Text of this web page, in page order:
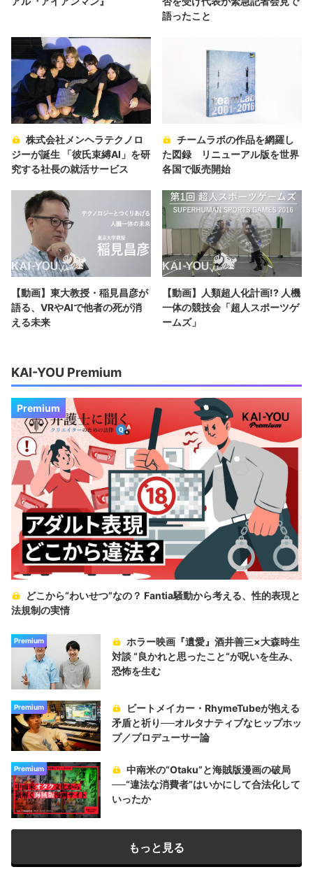
語ったこと
株式会社メンヘラテクノロ
ジーが誕生 「彼氏束縛AI」を研
究する社長の就活サービス
チームラボの作品を網羅し
た図録 リニューアル版を世界
各国で販売開始
【動画】東大教授・稲見昌彦が
語る、VRやAIで他者の死が消
える未来
【動画】人類超人化計画!? 人機
一体の競技会「超人スポーツゲ
ームズ」
KAI-YOU Premium
Premium
どこから“わいせつ”なの？ Fantia騒動から考える、性的表現と
法規制の実情
Premium
ホラー映画『遺愛』酒井善三×大森時生
対談 “良かれと思ったこと“が呪いを生み、
恐怖を生む
Premium
ビートメイカー・RhymeTubeが抱える
矛盾と祈り──オルタナティブなヒップホッ
プ／プロデューサー論
Premium
中南米の“Otaku”と海賊版漫画の破局
──“違法な消費者”はいかにして合法化して
いったか
もっと見る